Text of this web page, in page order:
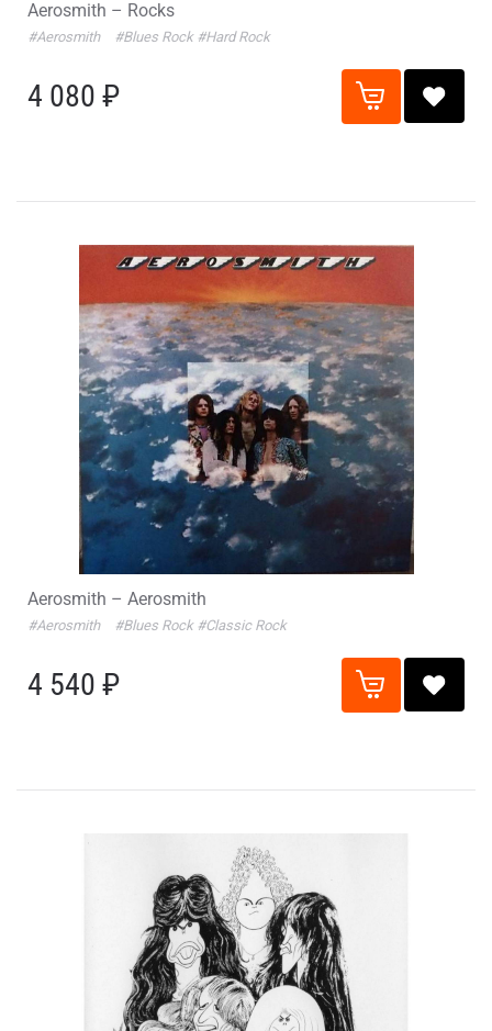
Aerosmith – Rocks
#Aerosmith #Blues Rock #Hard Rock
4 080 ₽
Aerosmith – Aerosmith
#Aerosmith #Blues Rock #Classic Rock
4 540 ₽